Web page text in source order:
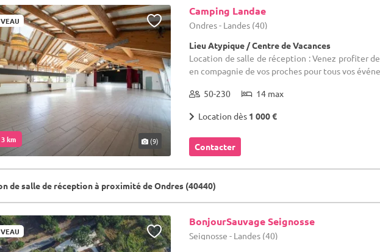
km (9)
Camping Landae
Ondres - Landes (40)
Lieu Atypique / Centre de Vacances
Location de salle de réception : Venez profiter
en compagnie de vos proches pour tous vos
50-230 14 max
Location dès 1 000 €
Contacter
de salle de réception à proximité de Ondres (40440)
BonjourSauvage Seignosse
Seignosse - Landes (40)